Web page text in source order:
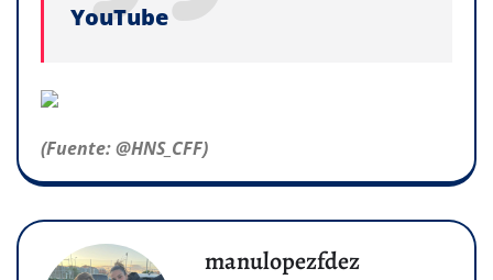
YouTube
(Fuente: @HNS_CFF)
manulopezfdez